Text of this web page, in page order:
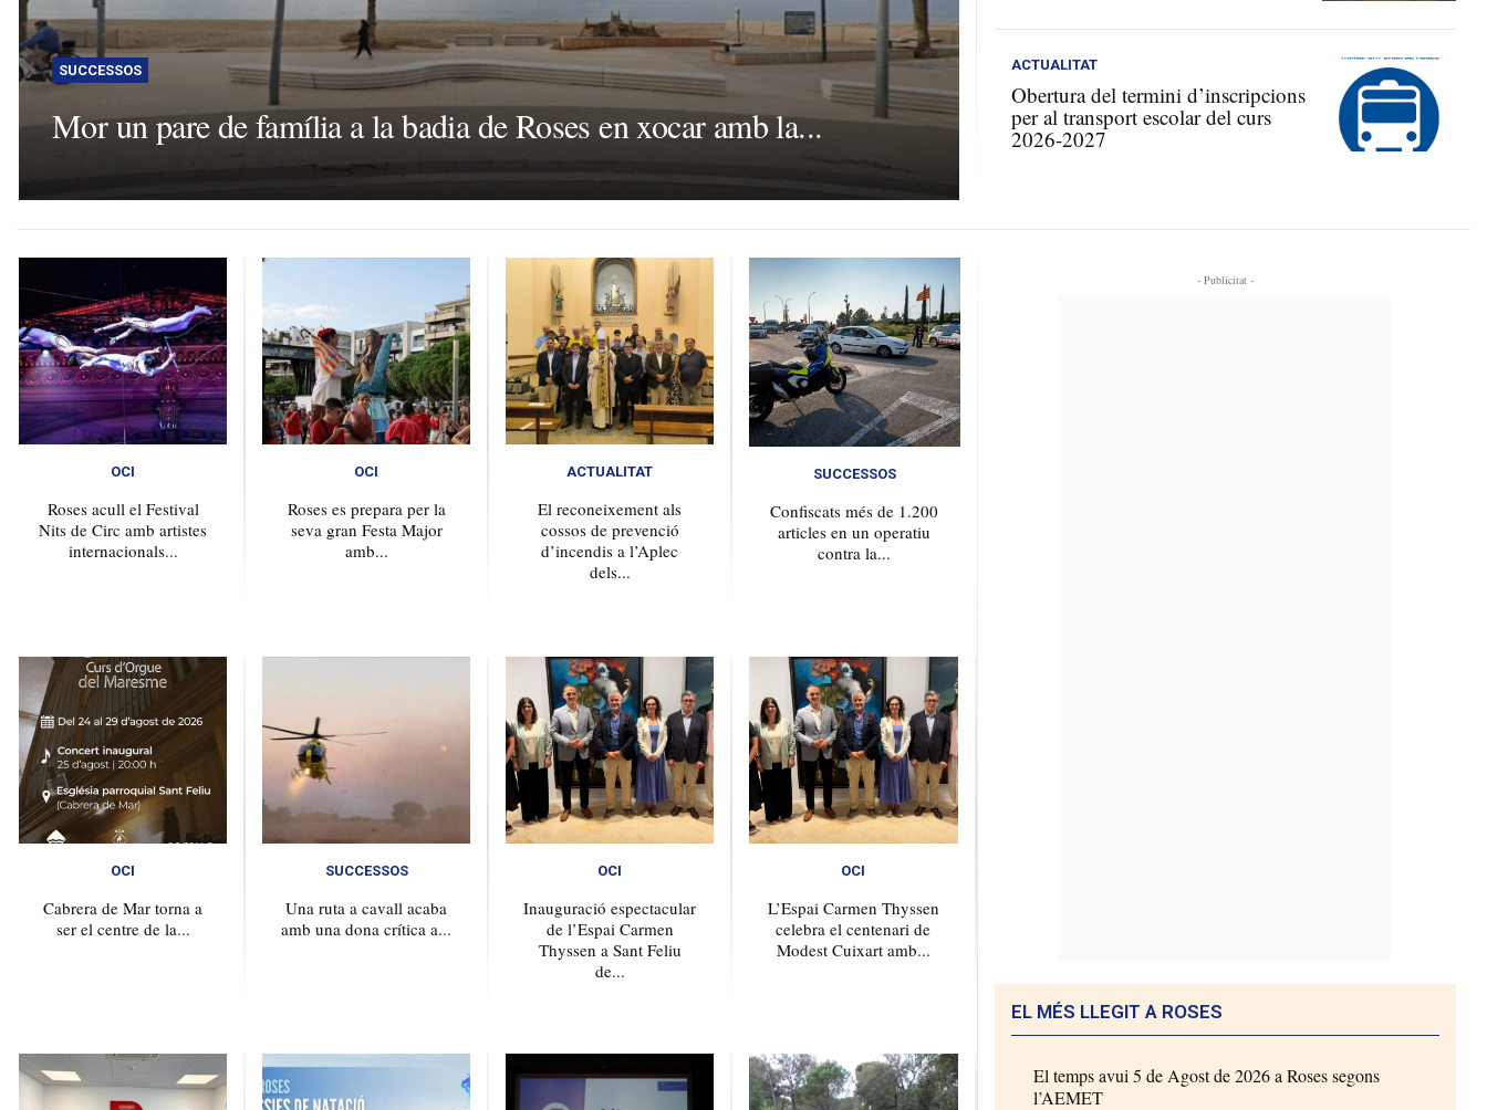
SUCCESSOS
Mor un pare de família a la badia de Roses en xocar amb la...
ACTUALITAT
Obertura del termini d’inscripcions
per al transport escolar del curs
2026-2027
OCI
Roses acull el Festival
Nits de Circ amb artistes
internacionals...
OCI
Roses es prepara per la
seva gran Festa Major
amb...
ACTUALITAT
El reconeixement als
cossos de prevenció
d’incendis a l’Aplec
dels...
SUCCESSOS
Confiscats més de 1.200
articles en un operatiu
contra la...
OCI
Cabrera de Mar torna a
ser el centre de la...
SUCCESSOS
Una ruta a cavall acaba
amb una dona crítica a...
OCI
Inauguració espectacular
de l’Espai Carmen
Thyssen a Sant Feliu
de...
OCI
L’Espai Carmen Thyssen
celebra el centenari de
Modest Cuixart amb...
- Publicitat -
EL MÉS LLEGIT A ROSES
El temps avui 5 de Agost de 2026 a Roses segons
l’AEMET